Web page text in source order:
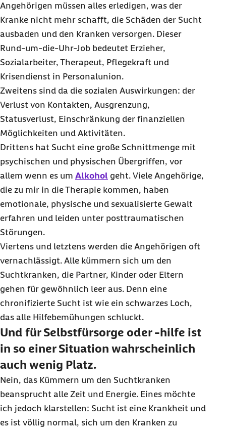
Angehörigen müssen alles erledigen, was der
Kranke nicht mehr schafft, die Schäden der Sucht
ausbaden und den Kranken versorgen. Dieser
Rund-um-die-Uhr-Job bedeutet Erzieher,
Sozialarbeiter, Therapeut, Pflegekraft und
Krisendienst in Personalunion.
Zweitens sind da die sozialen Auswirkungen: der
Verlust von Kontakten, Ausgrenzung,
Statusverlust, Einschränkung der finanziellen
Möglichkeiten und Aktivitäten.
Drittens hat Sucht eine große Schnittmenge mit
psychischen und physischen Übergriffen, vor
allem wenn es um Alkohol geht. Viele Angehörige,
die zu mir in die Therapie kommen, haben
emotionale, physische und sexualisierte Gewalt
erfahren und leiden unter posttraumatischen
Störungen.
Viertens und letztens werden die Angehörigen oft
vernachlässigt. Alle kümmern sich um den
Suchtkranken, die Partner, Kinder oder Eltern
gehen für gewöhnlich leer aus. Denn eine
chronifizierte Sucht ist wie ein schwarzes Loch,
das alle Hilfebemühungen schluckt.
Und für Selbstfürsorge oder -hilfe ist
in so einer Situation wahrscheinlich
auch wenig Platz.
Nein, das Kümmern um den Suchtkranken
beansprucht alle Zeit und Energie. Eines möchte
ich jedoch klarstellen: Sucht ist eine Krankheit und
es ist völlig normal, sich um den Kranken zu